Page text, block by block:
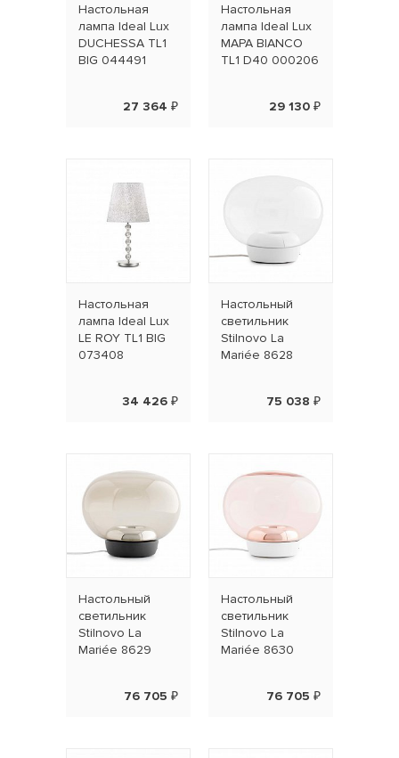
Настольная
лампа Ideal Lux
DUCHESSA TL1
BIG 044491
27 364 ₽
Настольная
лампа Ideal Lux
MAPA BIANCO
TL1 D40 000206
29 130 ₽
Настольная
лампа Ideal Lux
LE ROY TL1 BIG
073408
34 426 ₽
Наcтольный
светильник
Stilnovo La
Mariée 8628
75 038 ₽
Наcтольный
светильник
Stilnovo La
Mariée 8629
76 705 ₽
Наcтольный
светильник
Stilnovo La
Mariée 8630
76 705 ₽